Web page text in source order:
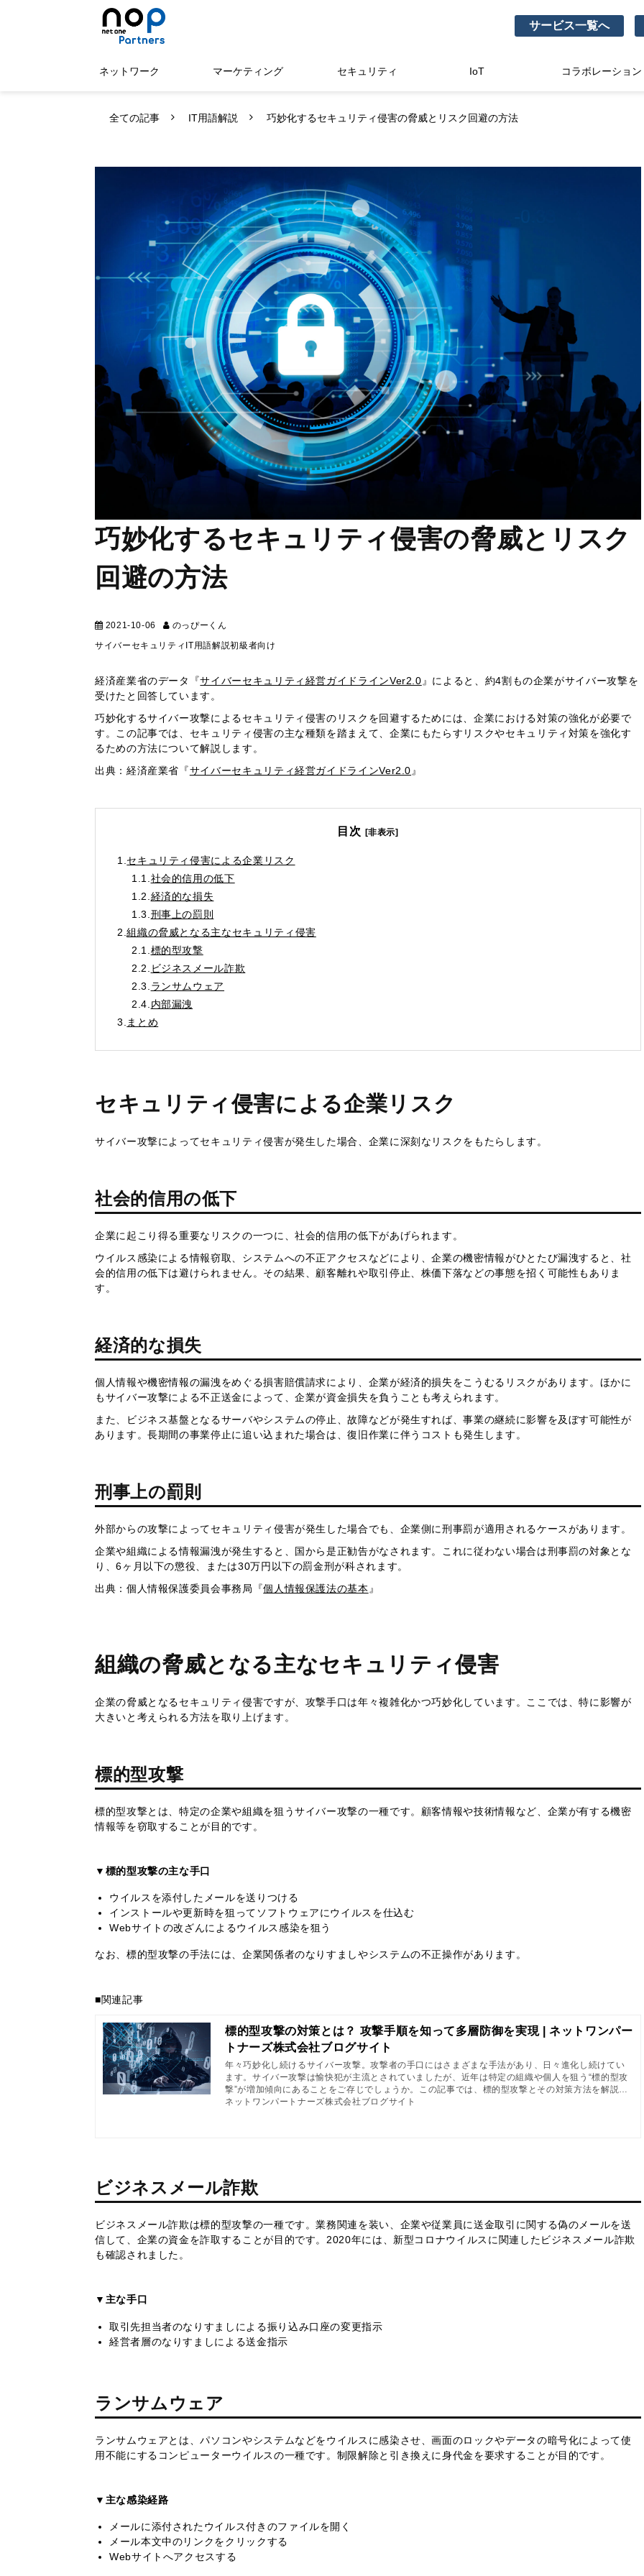
サービス一覧へ
ネットワーク マーケティング セキュリティ IoT コラボレーション
全ての記事 IT用語解説 巧妙化するセキュリティ侵害の脅威とリスク回避の方法
巧妙化するセキュリティ侵害の脅威とリスク
回避の方法
2021-10-06 のっぴーくん
サイバーセキュリティ IT用語解説初級者向け
経済産業省のデータ『サイバーセキュリティ経営ガイドラインVer2.0 』によると、約4割もの企業がサイバー攻撃を
受けたと回答しています。
巧妙化するサイバー攻撃によるセキュリティ侵害のリスクを回避するためには、企業における対策の強化が必要で
す。この記事では、セキュリティ侵害の主な種類を踏まえて、企業にもたらすリスクやセキュリティ対策を強化す
るための方法について解説します。
出典：経済産業省『サイバーセキュリティ経営ガイドラインVer2.0 』
目次 [非表示]
1. セキュリティ侵害による企業リスク
1.1. 社会的信用の低下
1.2. 経済的な損失
1.3. 刑事上の罰則
2.組織の脅威となる主なセキュリティ侵害
2.1. 標的型攻撃
2.2. ビジネスメール詐欺
2.3. ランサムウェア
2.4. 内部漏洩
3. まとめ
セキュリティ侵害による企業リスク
サイバー攻撃によってセキュリティ侵害が発生した場合、企業に深刻なリスクをもたらします。
社会的信用の低下
企業に起こり得る重要なリスクの一つに、社会的信用の低下があげられます。
ウイルス感染による情報窃取、システムへの不正アクセスなどにより、企業の機密情報がひとたび漏洩すると、社
会的信用の低下は避けられません。その結果、顧客離れや取引停止、株価下落などの事態を招く可能性もありま
す。
経済的な損失
個人情報や機密情報の漏洩をめぐる損害賠償請求により、企業が経済的損失をこうむるリスクがあります。ほかに
もサイバー攻撃による不正送金によって、企業が資金損失を負うことも考えられます。
また、ビジネス基盤となるサーバやシステムの停止、故障などが発生すれば、事業の継続に影響を及ぼす可能性が
あります。長期間の事業停止に追い込まれた場合は、復旧作業に伴うコストも発生します。
刑事上の罰則
外部からの攻撃によってセキュリティ侵害が発生した場合でも、企業側に刑事罰が適用されるケースがあります。
企業や組織による情報漏洩が発生すると、国から是正勧告がなされます。これに従わない場合は刑事罰の対象とな
り、6ヶ月以下の懲役、または30万円以下の罰金刑が科されます。
出典：個人情報保護委員会事務局『個人情報保護法の基本』
組織の脅威となる主なセキュリティ侵害
企業の脅威となるセキュリティ侵害ですが、攻撃手口は年々複雑化かつ巧妙化しています。ここでは、特に影響が
大きいと考えられる方法を取り上げます。
標的型攻撃
標的型攻撃とは、特定の企業や組織を狙うサイバー攻撃の一種です。顧客情報や技術情報など、企業が有する機密
情報等を窃取することが目的です。
▼標的型攻撃の主な手口
ウイルスを添付したメールを送りつける
インストールや更新時を狙ってソフトウェアにウイルスを仕込む
Webサイトの改ざんによるウイルス感染を狙う
なお、標的型攻撃の手法には、企業関係者のなりすましやシステムの不正操作があります。
■関連記事
標的型攻撃の対策とは？ 攻撃手順を知って多層防御を実現 | ネットワンパー
トナーズ株式会社ブログサイト
年々巧妙化し続けるサイバー攻撃。攻撃者の手口にはさまざまな手法があり、日々進化し続けてい
ます。サイバー攻撃は愉快犯が主流とされていましたが、近年は特定の組織や個人を狙う“標的型攻
撃”が増加傾向にあることをご存じでしょうか。この記事では、標的型攻撃とその対策方法を解説し
ます。
ネットワンパートナーズ株式会社ブログサイト
ビジネスメール詐欺
ビジネスメール詐欺は標的型攻撃の一種です。業務関連を装い、企業や従業員に送金取引に関する偽のメールを送
信して、企業の資金を詐取することが目的です。2020年には、新型コロナウイルスに関連したビジネスメール詐欺
も確認されました。
▼主な手口
取引先担当者のなりすましによる振り込み口座の変更指示
経営者層のなりすましによる送金指示
ランサムウェア
ランサムウェアとは、パソコンやシステムなどをウイルスに感染させ、画面のロックやデータの暗号化によって使
用不能にするコンピューターウイルスの一種です。制限解除と引き換えに身代金を要求することが目的です。
▼主な感染経路
メールに添付されたウイルス付きのファイルを開く
メール本文中のリンクをクリックする
Webサイトへアクセスする